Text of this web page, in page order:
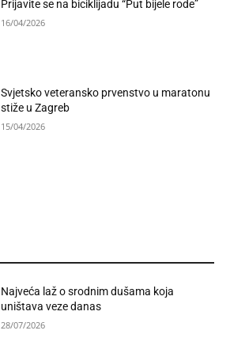
Prijavite se na biciklijadu “Put bijele rode”
16/04/2026
Svjetsko veteransko prvenstvo u maratonu
stiže u Zagreb
15/04/2026
Najveća laž o srodnim dušama koja
uništava veze danas
28/07/2026